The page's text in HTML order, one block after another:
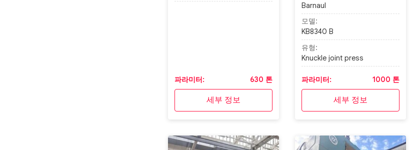
파라미터: 630 톤
세부 정보
Barnaul
모델:
KB8340 B
유형:
Knuckle joint press
파라미터: 1000 톤
세부 정보